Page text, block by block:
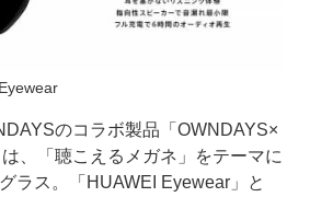
のコラボ製品「OWNDAYS×
、「聴こえるメガネ」をテーマに
ラス。「HUAWEI Eyewear」と